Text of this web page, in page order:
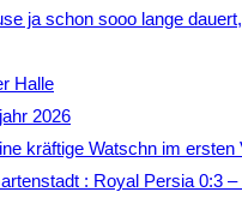
ja schon sooo lange
Halle
2026
kräftige Watschn im ersten
: Royal Persia 0:3